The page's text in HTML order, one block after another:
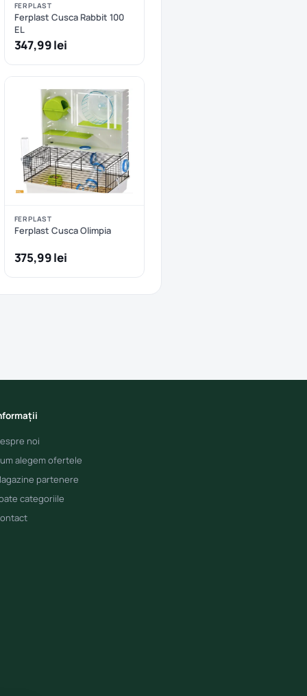
FERPLAST
Ferplast Cusca Rabbit 100
EL
347,99 lei
FERPLAST
Ferplast Cusca Olimpia
375,99 lei
noi
alegem ofertele
partenere
categoriile